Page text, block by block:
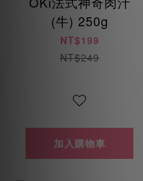
(牛) 250g
NT$199
NT$249
加入購物車